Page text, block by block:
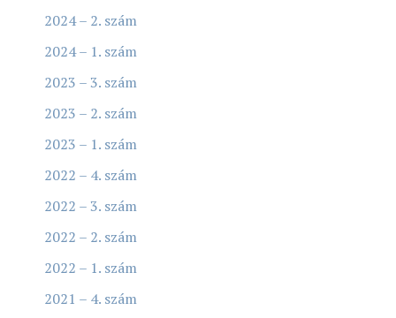
2024 – 2. szám
2024 – 1. szám
2023 – 3. szám
2023 – 2. szám
2023 – 1. szám
2022 – 4. szám
2022 – 3. szám
2022 – 2. szám
2022 – 1. szám
2021 – 4. szám